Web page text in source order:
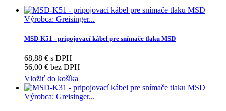
Výrobca: Greisinger...
MSD-K51 - pripojovací kábel pre snímače tlaku MSD
68,88 € s DPH
56,00 € bez DPH
Vložiť do košíka
Výrobca: Greisinger...